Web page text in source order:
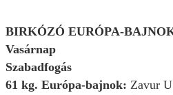
BIRKÓZÓ EURÓPA-
Vasárnap
Szabadfogás
61 kg. Európa-bajnok: Zavur